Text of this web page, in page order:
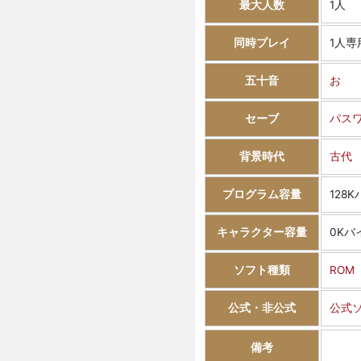
最大人数 1人
同時プレイ 1人専
五十音 お
セーブ パス
背景時代 古代
プログラム容量 128K
キャラクター容量 0Kバ
ソフト種類 ROM
公式・非公式 公式
備考